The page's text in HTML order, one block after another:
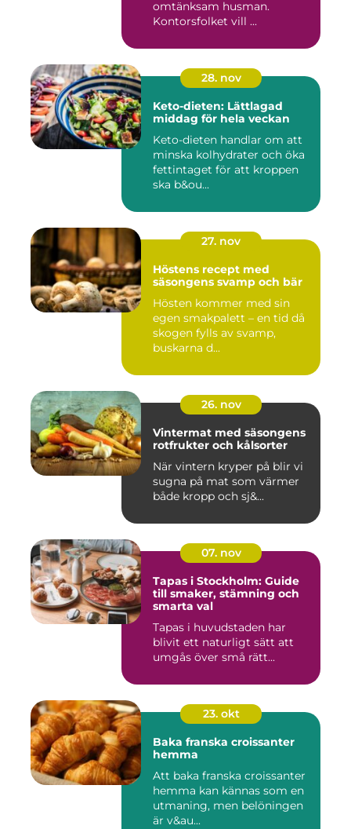
omtänksam husman.
Kontorsfolket vill ...
28. nov
Keto-dieten: Lättlagad
middag för hela veckan
Keto-dieten handlar om att
minska kolhydrater och öka
fettintaget för att kroppen
ska b&ou...
27. nov
Höstens recept med
säsongens svamp och bär
Hösten kommer med sin
egen smakpalett – en tid då
skogen fylls av svamp,
buskarna d...
26. nov
Vintermat med säsongens
rotfrukter och kålsorter
När vintern kryper på blir vi
sugna på mat som värmer
både kropp och sj&...
07. nov
Tapas i Stockholm: Guide
till smaker, stämning och
smarta val
Tapas i huvudstaden har
blivit ett naturligt sätt att
umgås över små rätt...
23. okt
Baka franska croissanter
hemma
Att baka franska croissanter
hemma kan kännas som en
utmaning, men belöningen
är v&au...